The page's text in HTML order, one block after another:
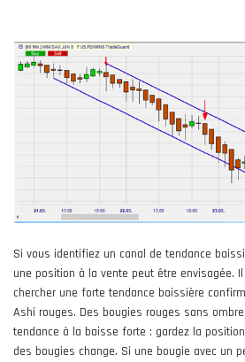
Si vous identifiez un canal de tendance
une position à la vente peut être envisagée.
chercher une forte tendance baissière
Ashi rouges. Des bougies rouges sans
tendance à la baisse forte : gardez la
des bougies change. Si une bougie avec un